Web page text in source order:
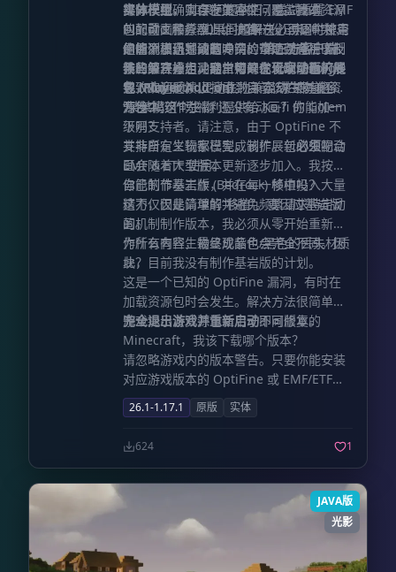
排除干扰。 如果问题依旧，尝试重置 EMF
的配置文件。 如果问题解决，再逐个排查
是哪个模组导致的冲突。第三方客户端：
某些第三方启动器自带的优化功能也可能
导致此问题。 灵动生物兼容“某某其他资
源包”吗？
实体模型，则会发生冲突（覆盖掉本资源
包的动画和模型）。 如果在必须同时使用
的情况下遇到问题，请检查是否有社区制
作的兼容补丁，通常可以在 CurseForge
或 Modrinth 上搜索到。 灵动生物兼容
“某某模组”吗？
部分模组确实存在兼容性问题。我的
Discord 服务器上维护着一份已知冲突模
组的列表，并设有专门的帮助频道用于反
馈和解决模组冲突。如果你发现了新的冲
突，欢迎反馈。
你能添加玩家动画吗？
我已经开始为灵动生物开发玩家动画扩展
包 (Player Add-on)。目前该扩展包还在
开发中，作为福利提供给 Ko-fi 的 Golem
级别支持者。请注意，由于 OptiFine 不
支持自定义玩家模型，该扩展包必须配合
EMF & ETF 使用。
为什么“这个生物”还没有动画？你能加一
下吗？
并非所有生物都已完成制作。新的生物动
画会随着大型版本更新逐步加入。我按照
自己的节奏工作，并在每一帧中投入大量
精力，因此请理解并避免频繁请求特定动
画。
你能制作基岩版 (Bedrock) 移植吗？
这不仅仅是简单的“移植”。要因应基岩版
的机制制作版本，我必须从零开始重新制
作所有内容，最终成品也会完全不同。因
此，目前我没有制作基岩版的计划。
为什么有些生物呈现紫色/黑色的丢失材质
块？
这是一个已知的 OptiFine 漏洞，有时在
加载资源包时会发生。解决方法很简单：
完全退出游戏并重新启动即可修复。
游戏提示该资源包适用于不同版本的
Minecraft，我该下载哪个版本？
请忽略游戏内的版本警告。只要你能安装
对应游戏版本的 OptiFine 或 EMF/ETF，
本资源包的任意版本在大多数被标记支持
的游戏版本（如 CurseForge/Modrinth
页面所示）中都能正常工作。
26.1-1.17.1 原版 实体
624 1
JAVA版
光影